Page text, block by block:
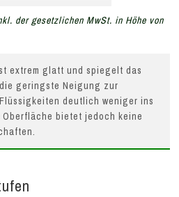
der gesetzlichen MwSt. in Höhe von
extrem glatt und spiegelt das
geringste Neigung zur
deutlich weniger ins
bietet jedoch keine